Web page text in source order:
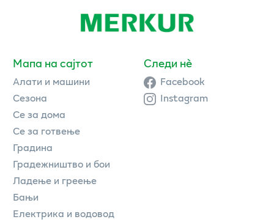
Мапа на сајтот
Алати и машини
Сезона
Се за дома
Се за готвење
Градина
Градежништво и бои
Ладење и греење
Бањи
Електрика и водовод
Следи нè
Facebook
Instagram